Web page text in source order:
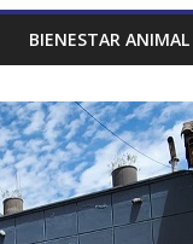
BIENESTAR ANIMAL